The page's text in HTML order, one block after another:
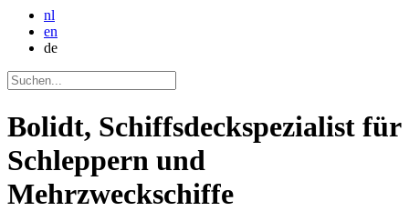
nl
en
de
Bolidt, Schiffsdeckspezialist für
Schleppern und
Mehrzweckschiffe